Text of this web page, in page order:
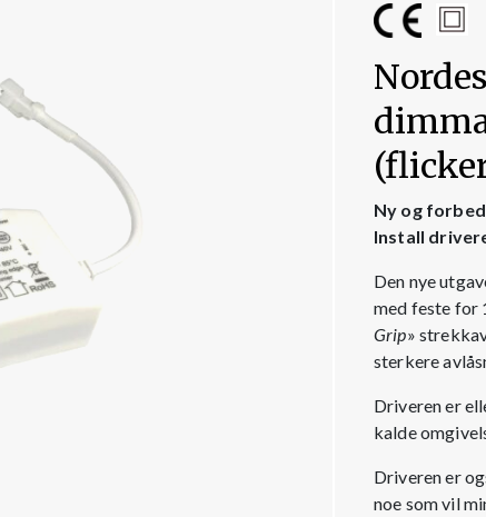
Ny og
Install
Den nye
med feste for
Grip»
sterkere
Driveren er
kalde
Driveren er
noe som vil